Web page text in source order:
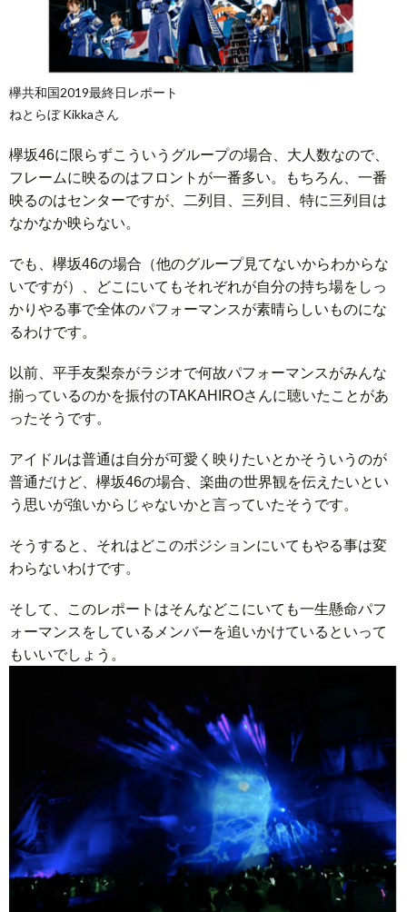
欅共和国2019最終日レポート
ねとらぼ Kikkaさん
欅坂46に限らずこういうグループの場合、大人数なので、
フレームに映るのはフロントが一番多い。もちろん、一番
映るのはセンターですが、二列目、三列目、特に三列目は
なかなか映らない。
でも、欅坂46の場合（他のグループ見てないからわからな
いですが）、どこにいてもそれぞれが自分の持ち場をしっ
かりやる事で全体のパフォーマンスが素晴らしいものにな
るわけです。
以前、平手友梨奈がラジオで何故パフォーマンスがみんな
揃っているのかを振付のTAKAHIROさんに聴いたことがあ
ったそうです。
アイドルは普通は自分が可愛く映りたいとかそういうのが
普通だけど、欅坂46の場合、楽曲の世界観を伝えたいとい
う思いが強いからじゃないかと言っていたそうです。
そうすると、それはどこのポジションにいてもやる事は変
わらないわけです。
そして、このレポートはそんなどこにいても一生懸命パフ
ォーマンスをしているメンバーを追いかけているといって
もいいでしょう。